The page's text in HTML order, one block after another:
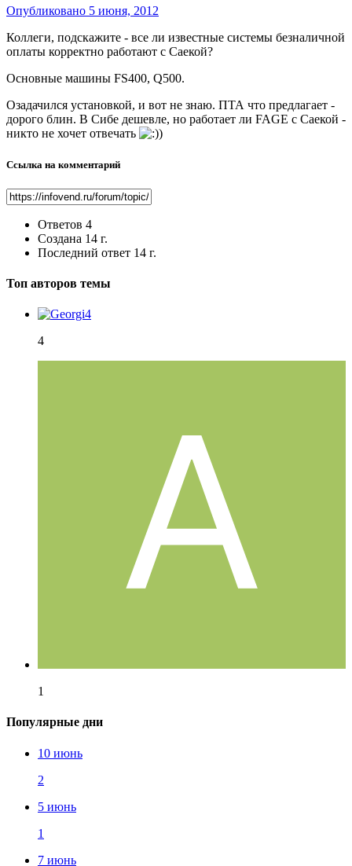
Опубликовано 5 июня, 2012
Коллеги, подскажите - все ли известные системы безналичной
оплаты корректно работают с Саекой?
Основные машины FS400, Q500.
Озадачился установкой, и вот не знаю. ПТА что предлагает -
дорого блин. В Сибе дешевле, но работает ли FAGE с Саекой -
никто не хочет отвечать
)
Ссылка на комментарий
Ответов 4
Создана 14 г.
Последний ответ 14 г.
Топ авторов темы
4
1
Популярные дни
10 июнь
2
5 июнь
1
7 июнь